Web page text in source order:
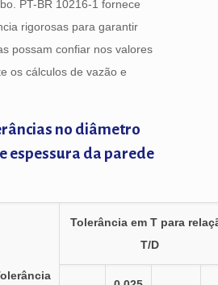
PT-BR 10216-1 fornece
rigorosas para garantir
possam confiar nos valores
os cálculos de vazão e
no diâmetro
espessura da parede
Tolerância em T para
T/D